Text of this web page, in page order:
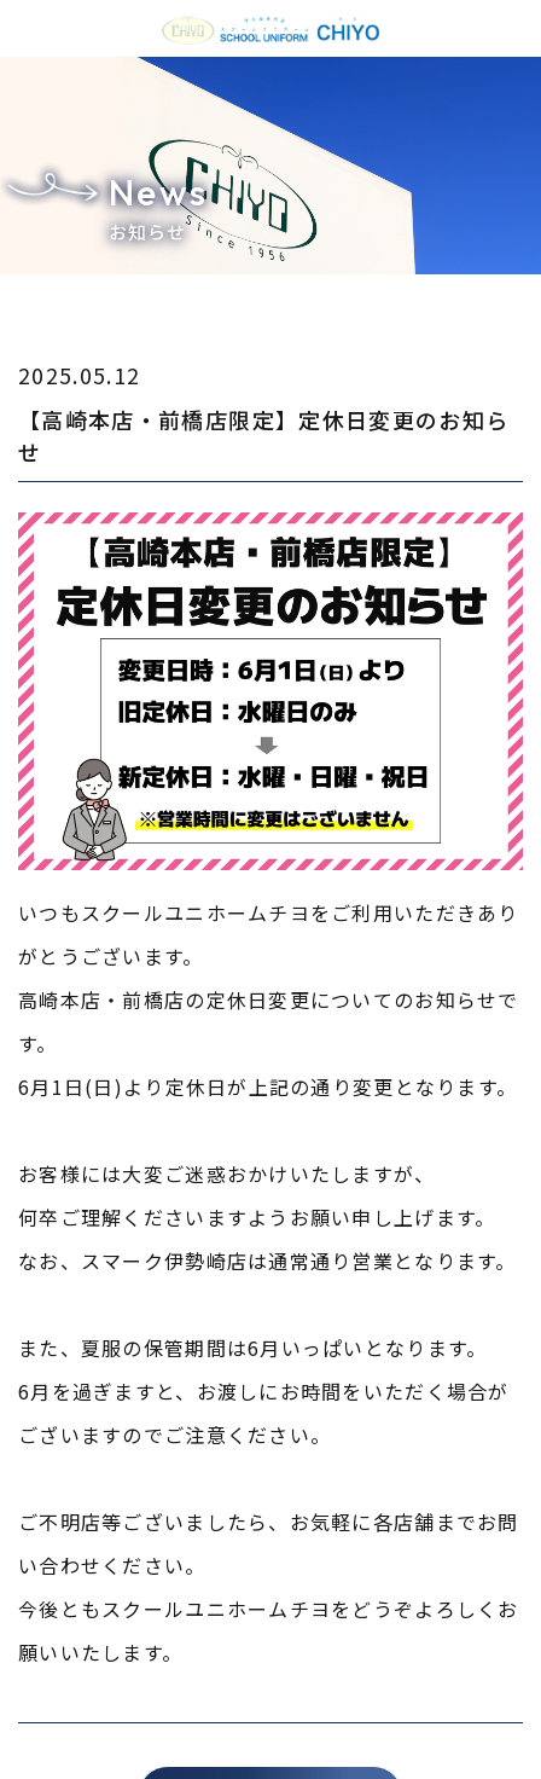
News
お知らせ
2025.05.12
【高崎本店・前橋店限定】定休日変更のお知ら
せ
いつもスクールユニホームチヨをご利用いただきあり
がとうございます。
高崎本店・前橋店の定休日変更についてのお知らせで
す。
6月1日(日)より定休日が上記の通り変更となります。
お客様には大変ご迷惑おかけいたしますが、
何卒ご理解くださいますようお願い申し上げます。
なお、スマーク伊勢崎店は通常通り営業となります。
また、夏服の保管期間は6月いっぱいとなります。
6月を過ぎますと、お渡しにお時間をいただく場合が
ございますのでご注意ください。
ご不明店等ございましたら、お気軽に各店舗までお問
い合わせください。
今後ともスクールユニホームチヨをどうぞよろしくお
願いいたします。